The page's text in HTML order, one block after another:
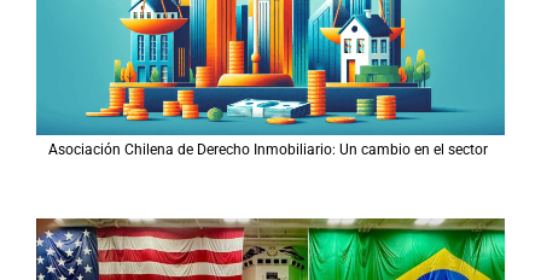
Asociación Chilena de Derecho Inmobiliario: Un cambio en el sector